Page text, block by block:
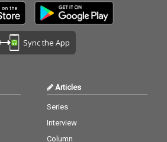
Sync the App
Articles
Series
Interview
Column